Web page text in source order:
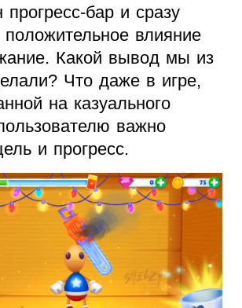
прогресс-бар и сразу
положительное влияние
Какой вывод мы из
Что даже в игре,
на казуального
важно
и прогресс.